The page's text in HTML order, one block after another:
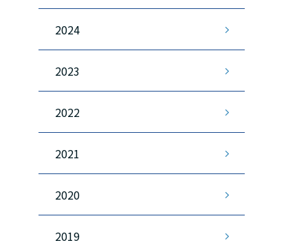
2024
2023
2022
2021
2020
2019